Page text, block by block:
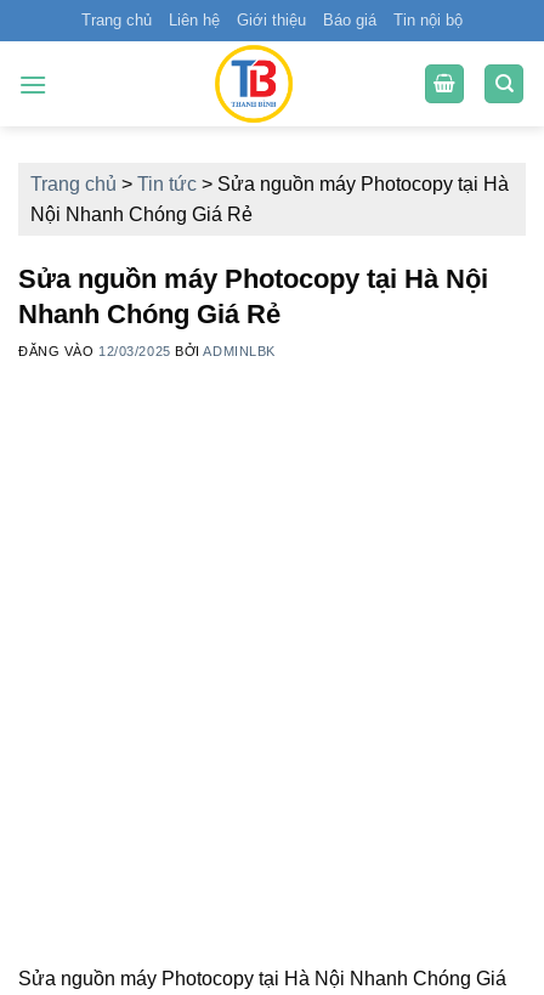
qua
nội
Trang chủ Liên hệ Giới thiệu Báo giá Tin nội bộ
Trang chủ > Tin tức > Sửa nguồn máy Photocopy tại Hà
Nội Nhanh Chóng Giá Rẻ
Sửa nguồn máy Photocopy tại Hà Nội
Nhanh Chóng Giá Rẻ
ĐĂNG VÀO 12/03/2025 BỞIADMINLBK
Sửa nguồn máy Photocopy tại Hà Nội Nhanh Chóng Giá